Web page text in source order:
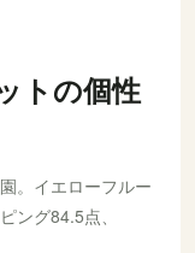
トの個性
。イエローフルー
ング84.5点、